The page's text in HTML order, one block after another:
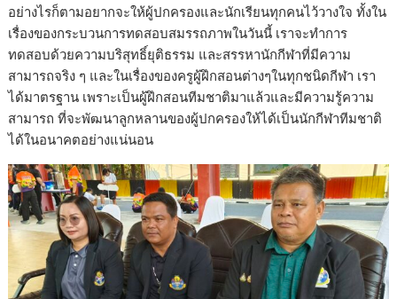
อย่างไรก็ตามอยากจะให้ผู้ปกครองและนักเรียนทุกคนไว้วางใจ ทั้งใน
เรื่องของกระบวนการทดสอบสมรรถภาพในวันนี้ เราจะทำการ
ทดสอบด้วยความบริสุทธิ์ยุติธรรม และสรรหานักกีฬาที่มีความ
สามารถจริง ๆ และในเรื่องของครูผู้ฝึกสอนต่างๆในทุกชนิดกีฬา เรา
ได้มาตรฐาน เพราะเป็นผู้ฝึกสอนทีมชาติมาแล้วและมีความรู้ความ
สามารถ ที่จะพัฒนาลูกหลานของผู้ปกครองให้ได้เป็นนักกีฬาทีมชาติ
ได้ในอนาคตอย่างแน่นอน